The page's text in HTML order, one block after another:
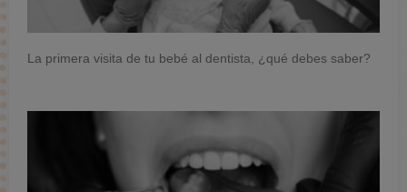
La primera visita de tu bebé al dentista, ¿qué debes saber?